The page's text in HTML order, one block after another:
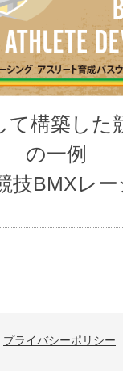
構築した
の一例
技BMXレ
プライバシーポリシー